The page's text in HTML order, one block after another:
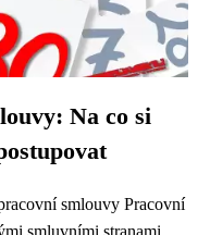
Na co si
smlouvy Pracovní
smluvními stranami